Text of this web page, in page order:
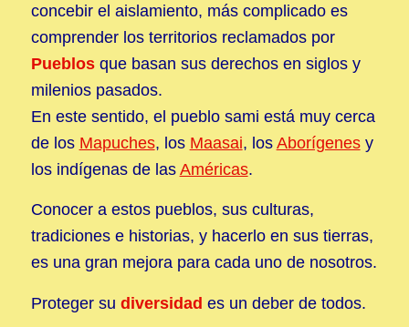
concebir el aislamiento, más complicado es
comprender los territorios reclamados por
Pueblosque basan sus derechos en siglos y
milenios pasados.
En este sentido, el pueblo sami está muy cerca
de los Mapuches, los Maasai, los Aborígenesy
los indígenas de las Américas.
Conocer a estos pueblos, sus culturas,
tradiciones e historias, y hacerlo en sus tierras,
es una gran mejora para cada uno de nosotros.
Proteger su diversidad es un deber de todos.